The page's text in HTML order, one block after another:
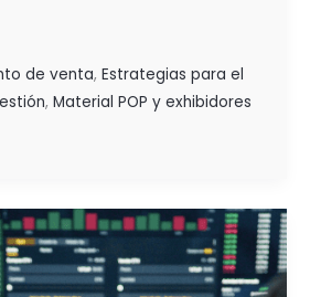
de venta, Estrategias para el
, Material POP y exhibidores